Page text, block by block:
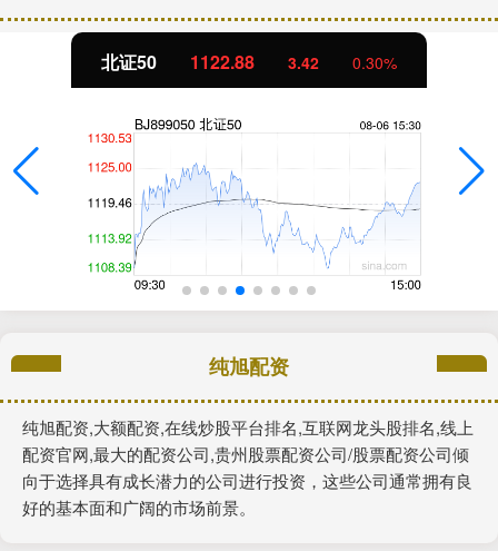
创业板指 3515.56 -19.58 -0.55%
纯旭配资
纯旭配资,大额配资,在线炒股平台排名,互联网龙头股排名,线上
配资官网,最大的配资公司,贵州股票配资公司/股票配资公司倾
向于选择具有成长潜力的公司进行投资，这些公司通常拥有良
好的基本面和广阔的市场前景。